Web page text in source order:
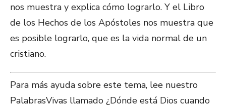
nos muestra y explica cómo lograrlo. Y el Libro
de los Hechos de los Apóstoles nos muestra que
es posible lograrlo, que es la vida normal de un
cristiano.
Para más ayuda sobre este tema, lee nuestro
PalabrasVivas llamado ¿Dónde está Dios cuando